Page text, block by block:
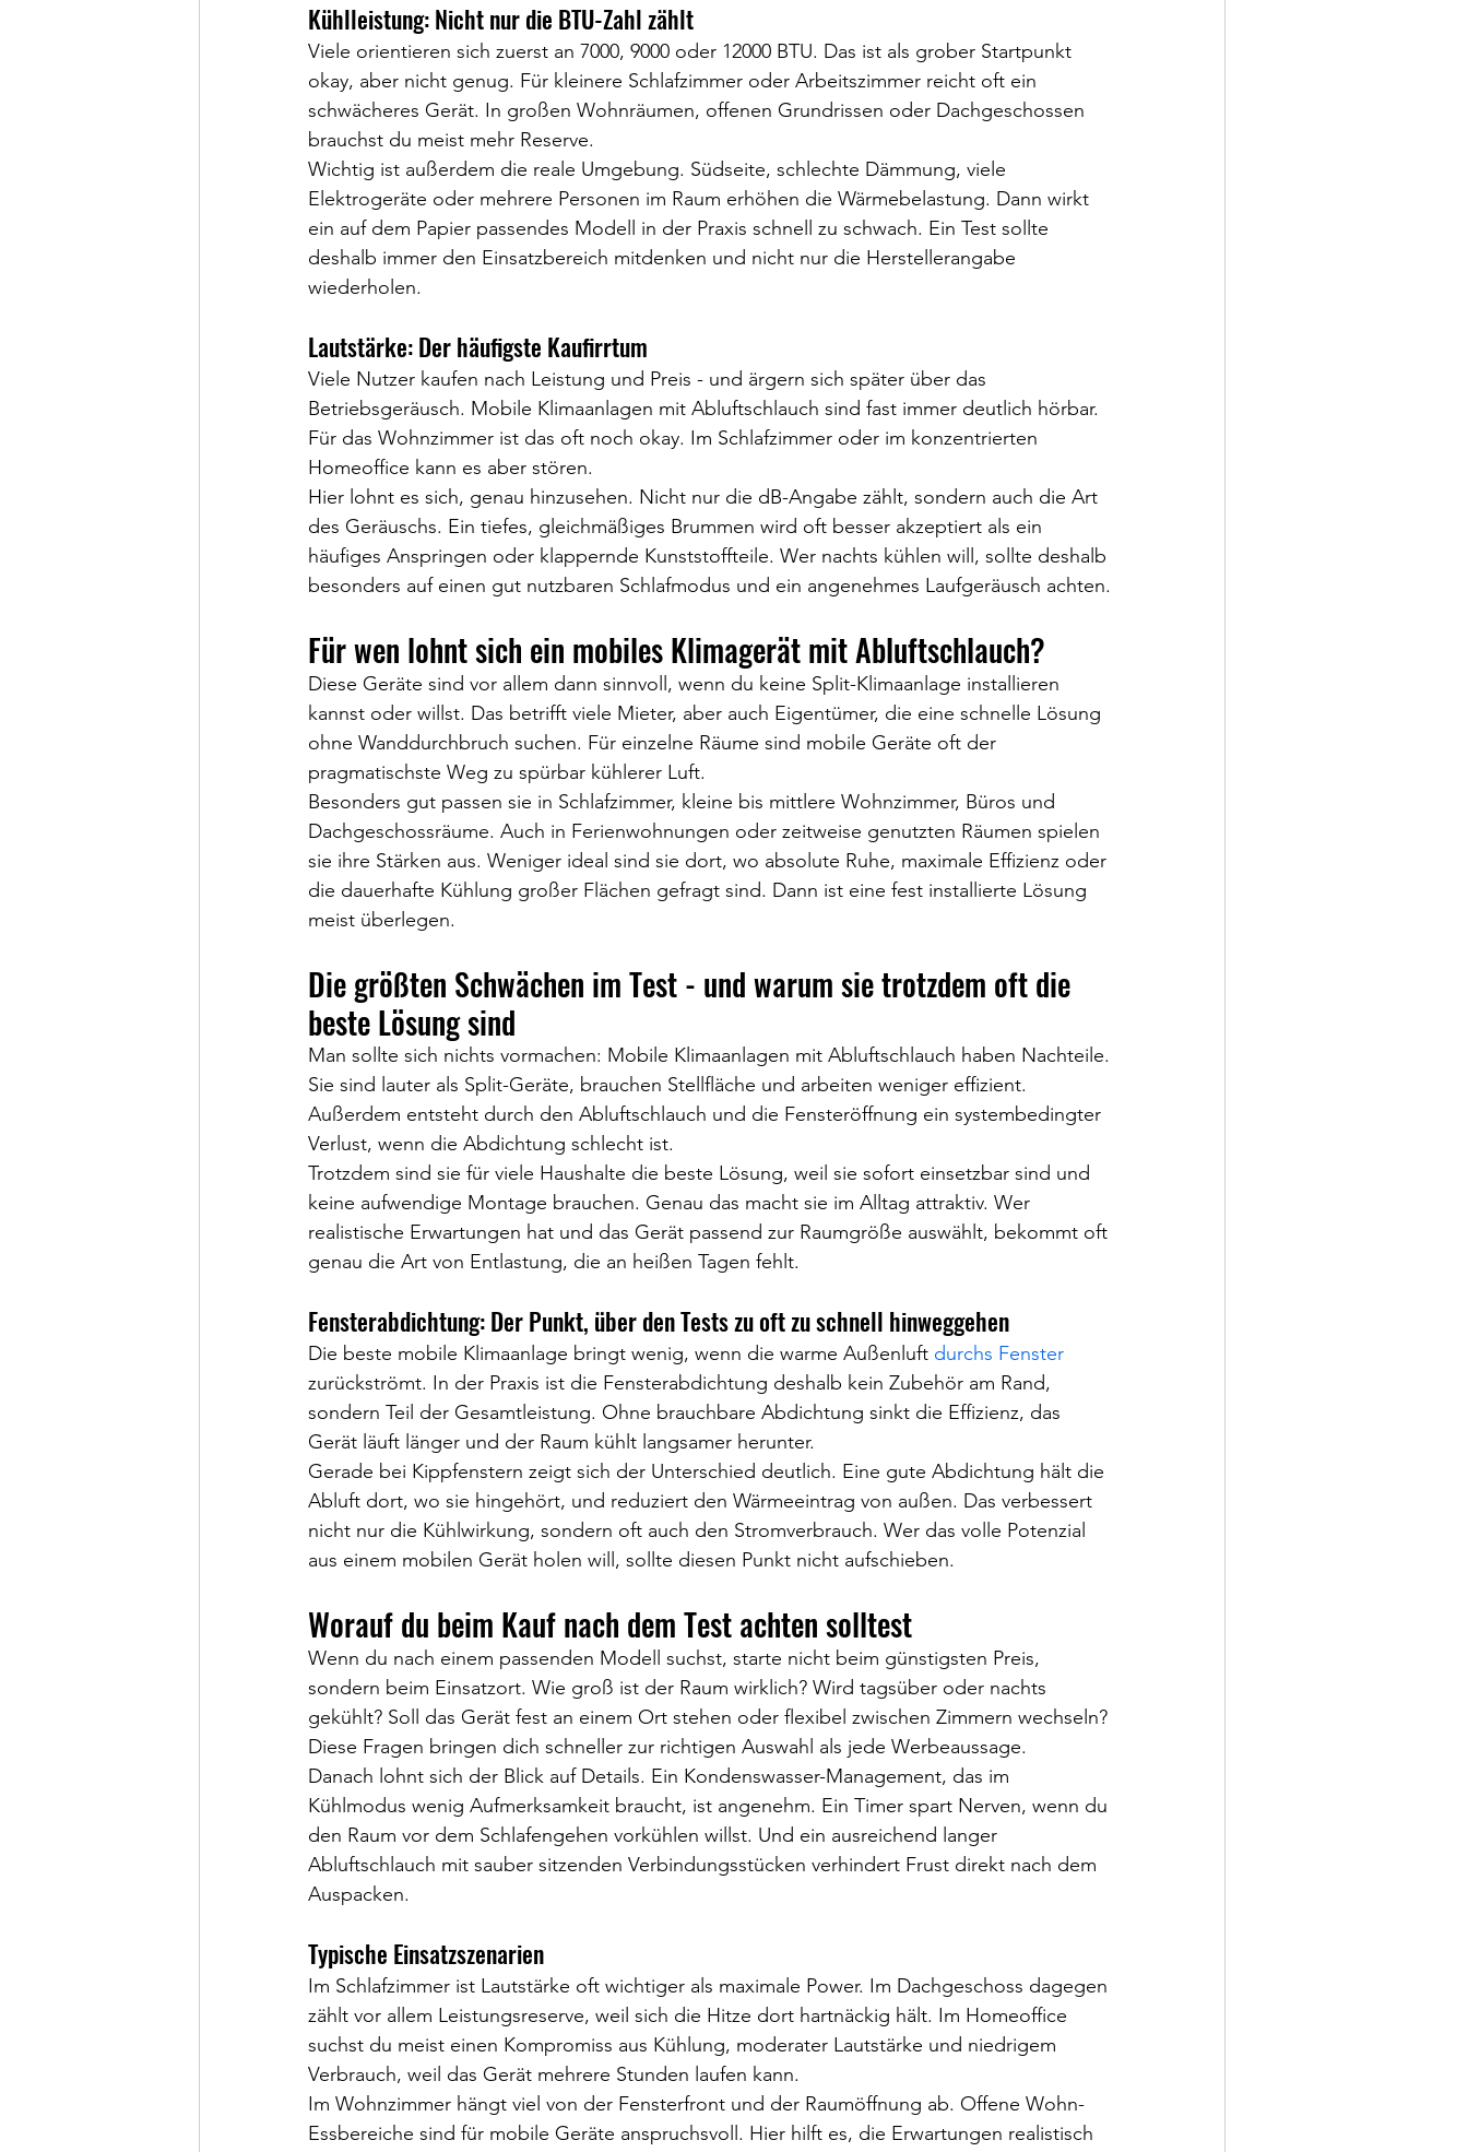
Kühlleistung: Nicht nur die BTU-Zahl zählt
Viele orientieren sich zuerst an 7000, 9000 oder 12000 BTU. Das ist als grober Startpunkt
okay, aber nicht genug. Für kleinere Schlafzimmer oder Arbeitszimmer reicht oft ein
schwächeres Gerät. In großen Wohnräumen, offenen Grundrissen oder Dachgeschossen
brauchst du meist mehr Reserve.
Wichtig ist außerdem die reale Umgebung. Südseite, schlechte Dämmung, viele
Elektrogeräte oder mehrere Personen im Raum erhöhen die Wärmebelastung. Dann wirkt
ein auf dem Papier passendes Modell in der Praxis schnell zu schwach. Ein Test sollte
deshalb immer den Einsatzbereich mitdenken und nicht nur die Herstellerangabe
wiederholen.
Lautstärke: Der häufigste Kaufirrtum
Viele Nutzer kaufen nach Leistung und Preis - und ärgern sich später über das
Betriebsgeräusch. Mobile Klimaanlagen mit Abluftschlauch sind fast immer deutlich hörbar.
Für das Wohnzimmer ist das oft noch okay. Im Schlafzimmer oder im konzentrierten
Homeoffice kann es aber stören.
Hier lohnt es sich, genau hinzusehen. Nicht nur die dB-Angabe zählt, sondern auch die Art
des Geräuschs. Ein tiefes, gleichmäßiges Brummen wird oft besser akzeptiert als ein
häufiges Anspringen oder klappernde Kunststoffteile. Wer nachts kühlen will, sollte deshalb
besonders auf einen gut nutzbaren Schlafmodus und ein angenehmes Laufgeräusch achten.
Für wen lohnt sich ein mobiles Klimagerät mit Abluftschlauch?
Diese Geräte sind vor allem dann sinnvoll, wenn du keine Split-Klimaanlage installieren
kannst oder willst. Das betrifft viele Mieter, aber auch Eigentümer, die eine schnelle Lösung
ohne Wanddurchbruch suchen. Für einzelne Räume sind mobile Geräte oft der
pragmatischste Weg zu spürbar kühlerer Luft.
Besonders gut passen sie in Schlafzimmer, kleine bis mittlere Wohnzimmer, Büros und
Dachgeschossräume. Auch in Ferienwohnungen oder zeitweise genutzten Räumen spielen
sie ihre Stärken aus. Weniger ideal sind sie dort, wo absolute Ruhe, maximale Effizienz oder
die dauerhafte Kühlung großer Flächen gefragt sind. Dann ist eine fest installierte Lösung
meist überlegen.
Die größten Schwächen im Test - und warum sie trotzdem oft die
beste Lösung sind
Man sollte sich nichts vormachen: Mobile Klimaanlagen mit Abluftschlauch haben Nachteile.
Sie sind lauter als Split-Geräte, brauchen Stellfläche und arbeiten weniger effizient.
Außerdem entsteht durch den Abluftschlauch und die Fensteröffnung ein systembedingter
Verlust, wenn die Abdichtung schlecht ist.
Trotzdem sind sie für viele Haushalte die beste Lösung, weil sie sofort einsetzbar sind und
keine aufwendige Montage brauchen. Genau das macht sie im Alltag attraktiv. Wer
realistische Erwartungen hat und das Gerät passend zur Raumgröße auswählt, bekommt oft
genau die Art von Entlastung, die an heißen Tagen fehlt.
Fensterabdichtung: Der Punkt, über den Tests zu oft zu schnell hinweggehen
Die beste mobile Klimaanlage bringt wenig, wenn die warme Außenluft durchs Fenster
zurückströmt. In der Praxis ist die Fensterabdichtung deshalb kein Zubehör am Rand,
sondern Teil der Gesamtleistung. Ohne brauchbare Abdichtung sinkt die Effizienz, das
Gerät läuft länger und der Raum kühlt langsamer herunter.
Gerade bei Kippfenstern zeigt sich der Unterschied deutlich. Eine gute Abdichtung hält die
Abluft dort, wo sie hingehört, und reduziert den Wärmeeintrag von außen. Das verbessert
nicht nur die Kühlwirkung, sondern oft auch den Stromverbrauch. Wer das volle Potenzial
aus einem mobilen Gerät holen will, sollte diesen Punkt nicht aufschieben.
Worauf du beim Kauf nach dem Test achten solltest
Wenn du nach einem passenden Modell suchst, starte nicht beim günstigsten Preis,
sondern beim Einsatzort. Wie groß ist der Raum wirklich? Wird tagsüber oder nachts
gekühlt? Soll das Gerät fest an einem Ort stehen oder flexibel zwischen Zimmern wechseln?
Diese Fragen bringen dich schneller zur richtigen Auswahl als jede Werbeaussage.
Danach lohnt sich der Blick auf Details. Ein Kondenswasser-Management, das im
Kühlmodus wenig Aufmerksamkeit braucht, ist angenehm. Ein Timer spart Nerven, wenn du
den Raum vor dem Schlafengehen vorkühlen willst. Und ein ausreichend langer
Abluftschlauch mit sauber sitzenden Verbindungsstücken verhindert Frust direkt nach dem
Auspacken.
Typische Einsatzszenarien
Im Schlafzimmer ist Lautstärke oft wichtiger als maximale Power. Im Dachgeschoss dagegen
zählt vor allem Leistungsreserve, weil sich die Hitze dort hartnäckig hält. Im Homeoffice
suchst du meist einen Kompromiss aus Kühlung, moderater Lautstärke und niedrigem
Verbrauch, weil das Gerät mehrere Stunden laufen kann.
Im Wohnzimmer hängt viel von der Fensterfront und der Raumöffnung ab. Offene Wohn-
Essbereiche sind für mobile Geräte anspruchsvoll. Hier hilft es, die Erwartungen realistisch